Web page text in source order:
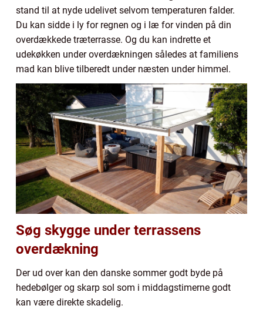
stand til at nyde udelivet selvom temperaturen falder.
Du kan sidde i ly for regnen og i læ for vinden på din
overdækkede træterrasse. Og du kan indrette et
udekøkken under overdækningen således at familiens
mad kan blive tilberedt under næsten under himmel.
Søg skygge under terrassens
overdækning
Der ud over kan den danske sommer godt byde på
hedebølger og skarp sol som i middagstimerne godt
kan være direkte skadelig.